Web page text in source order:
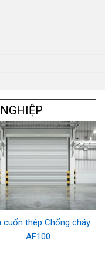
cuốn thép Chống cháy
AF100